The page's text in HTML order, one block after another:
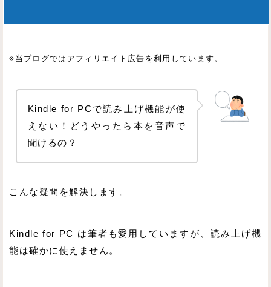
※当ブログではアフィリエイト広告を利用しています。
Kindle for PCで読み上げ機能が使
えない！どうやったら本を音声で
聞けるの？
こんな疑問を解決します。
Kindle for PC は筆者も愛用していますが、読み上げ機
能は確かに使えません。